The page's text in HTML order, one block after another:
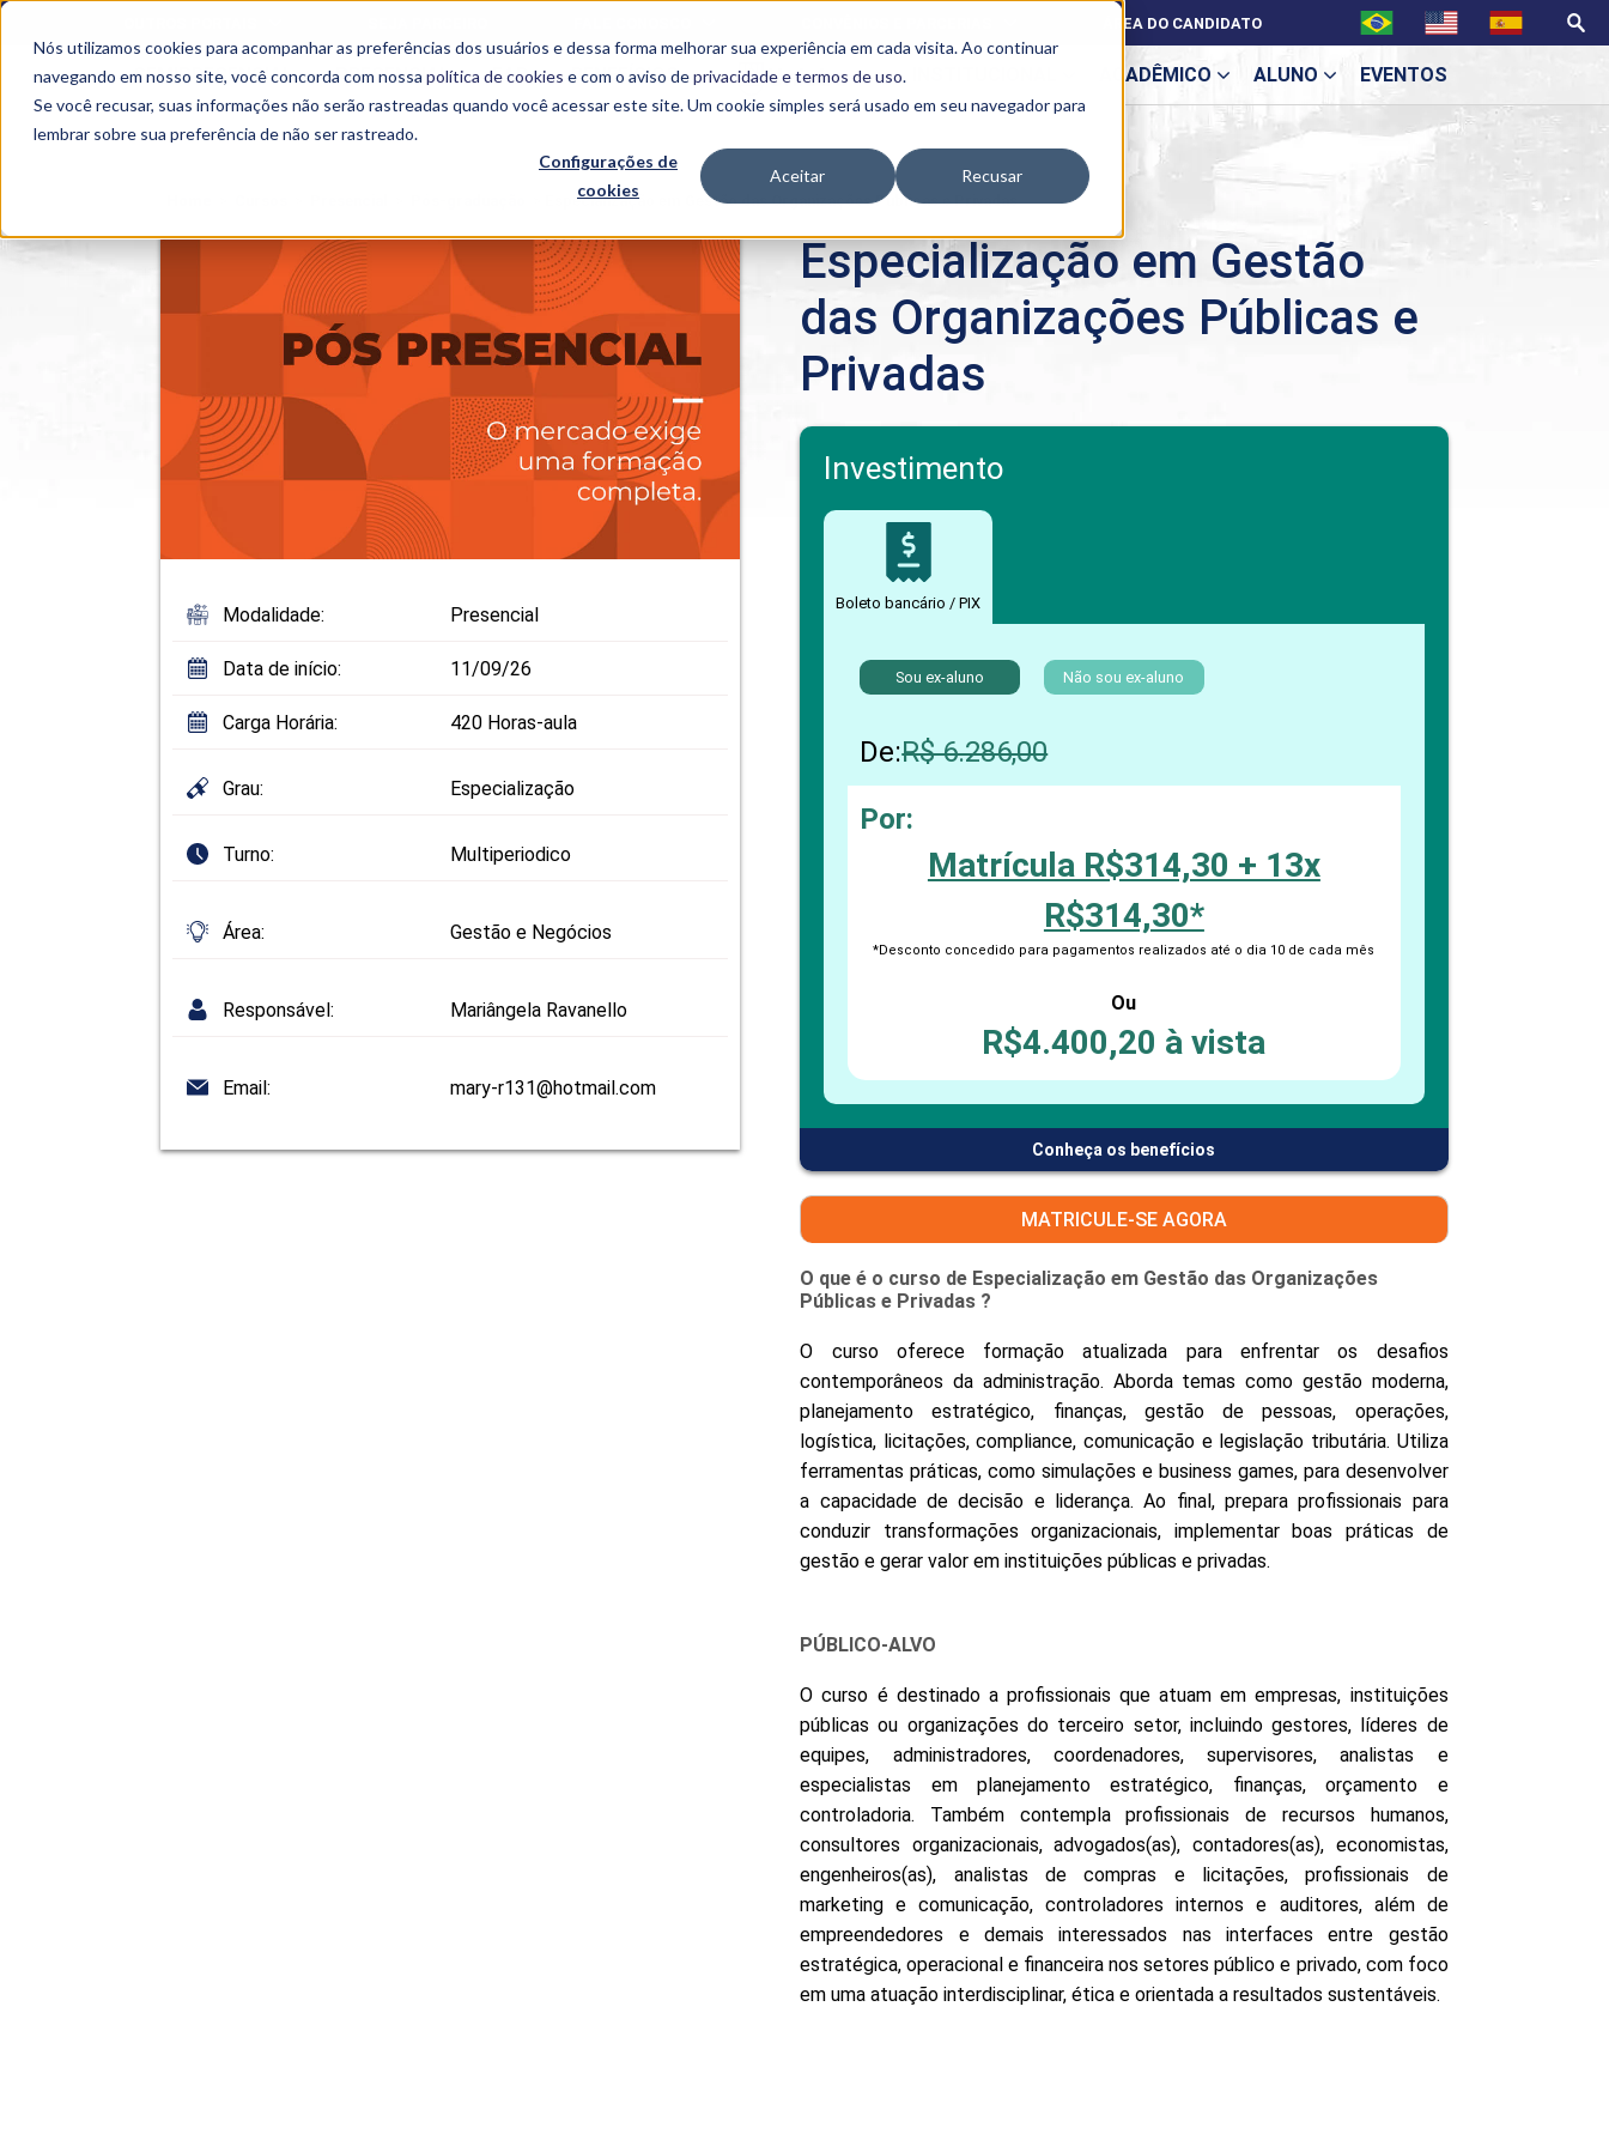
Nós utilizamos cookies para acompanhar as preferências dos usuários e dessa forma melhorar sua experiência em cada visita. Ao continuar
navegando em nosso site, você concorda com nossa política de cookies e com o aviso deprivacidade e termos de uso.
Se você recusar, suas informações não serão rastreadas quando você acessar este site. Um cookie simples será usado em seu navegador para
lembrar sobre sua preferência de não ser rastreado.
Configurações de
cookies
Aceitar Recusar
SEMIPRESENCIAL PRESENCIAL EAD BENEFÍCIOS ACADÊMICO
Acadêmicos
PROEST
PIME
Programas de
Pesquisa e
MPHU
NIT
ALUNO EVENTOS
ÁREA DO CANDIDATO
Especialização em Gestão das Organizações Públicas e Privadas
Modalidade: Presencial
Data de início: 11/09/26
Carga Horária: 420 Horas-aula
Grau: Especialização
Turno: Multiperiodico
Área: Gestão e Negócios
Responsável: Mariângela Ravanello
Email: mary-r131@hotmail.com
Especialização em Gestão
das Organizações Públicas e
Privadas
Investimento
Boleto bancário / PIX
Sou ex-aluno Não sou ex-aluno
De:R$ 6.286,00
Por:
Matrícula R$314,30 + 13x
R$314,30*
*Desconto concedido para pagamentos realizados até o dia 10 de cada mês
Ou
R$4.400,20 à vista
Conheça os benefícios
MATRICULE-SE AGORA
O que é o curso de Especialização em Gestão das Organizações
Públicas e Privadas ?
O curso oferece formação atualizada para enfrentar os desafios
contemporâneos da administração. Aborda temas como gestão moderna,
planejamento estratégico, finanças, gestão de pessoas, operações,
logística, licitações, compliance, comunicação e legislação tributária. Utiliza
ferramentas práticas, como simulações e business games, para desenvolver
a capacidade de decisão e liderança. Ao final, prepara profissionais para
conduzir transformações organizacionais, implementar boas práticas de
gestão e gerar valor em instituições públicas e privadas.
PÚBLICO-ALVO
O curso é destinado a profissionais que atuam em empresas, instituições
públicas ou organizações do terceiro setor, incluindo gestores, líderes de
equipes, administradores, coordenadores, supervisores, analistas e
especialistas em planejamento estratégico, finanças, orçamento e
controladoria. Também contempla profissionais de recursos humanos,
consultores organizacionais, advogados(as), contadores(as), economistas,
engenheiros(as), analistas de compras e licitações, profissionais de
marketing e comunicação, controladores internos e auditores, além de
empreendedores e demais interessados nas interfaces entre gestão
estratégica, operacional e financeira nos setores público e privado, com foco
em uma atuação interdisciplinar, ética e orientada a resultados sustentáveis.